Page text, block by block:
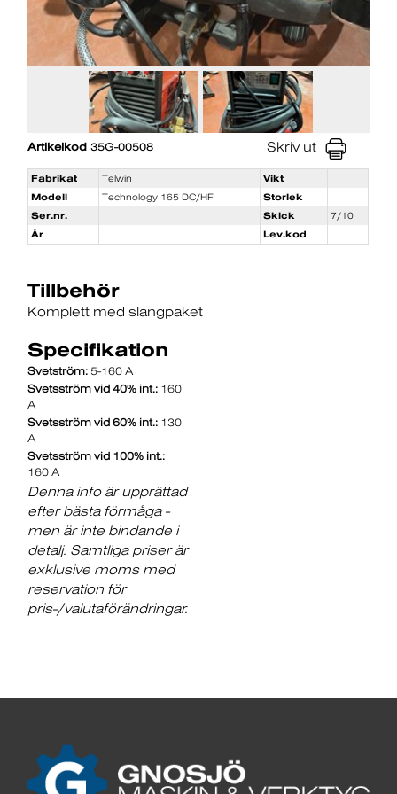
Artikelkod 35G-00508 Skriv ut
Fabrikat Telwin
Vikt
Modell
Technology 165 DC/HF
Storlek
Ser.nr.
Skick
7/10
År
Lev.kod
Tillbehör
Komplett med slangpaket
Specifikation
Svetström: 5-160 A
Svetsström vid 40% int.: 160
A
Svetsström vid 60% int.: 130
A
Svetsström vid 100% int.:
160 A
Denna info är upprättad
efter bästa förmåga -
men är inte bindande i
detalj. Samtliga priser är
exklusive moms med
reservation för
pris-/valutaförändringar.